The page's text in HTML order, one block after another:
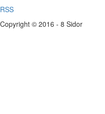
RSS
Copyright © 2016 - 8 Sidor